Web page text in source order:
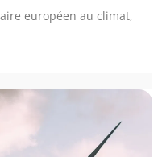
européen au climat,